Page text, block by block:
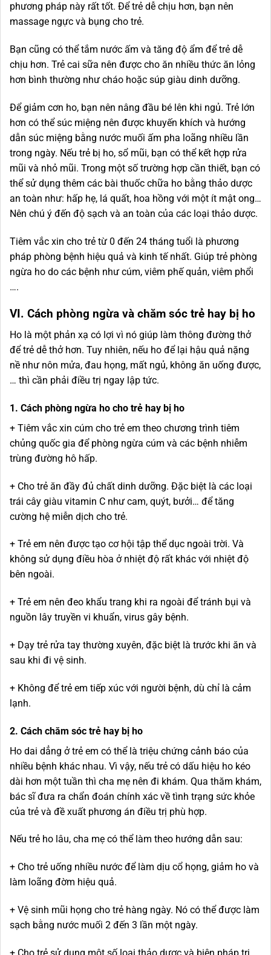
phương pháp này rất tốt. Để trẻ dễ chịu hơn, bạn nên
massage ngực và bụng cho trẻ.
Bạn cũng có thể tắm nước ấm và tăng độ ẩm để trẻ dễ
chịu hơn. Trẻ cai sữa nên được cho ăn nhiều thức ăn lỏng
hơn bình thường như cháo hoặc súp giàu dinh dưỡng.
Để giảm cơn ho, bạn nên nâng đầu bé lên khi ngủ. Trẻ lớn
hơn có thể súc miệng nên được khuyến khích và hướng
dẫn súc miệng bằng nước muối ấm pha loãng nhiều lần
trong ngày. Nếu trẻ bị ho, sổ mũi, bạn có thể kết hợp rửa
mũi và nhỏ mũi. Trong một số trường hợp cần thiết, bạn có
thể sử dụng thêm các bài thuốc chữa ho bằng thảo dược
an toàn như: hấp hẹ, lá quất, hoa hồng với một ít mật ong…
Nên chú ý đến độ sạch và an toàn của các loại thảo dược.
Tiêm vắc xin cho trẻ từ 0 đến 24 tháng tuổi là phương
pháp phòng bệnh hiệu quả và kinh tế nhất. Giúp trẻ phòng
ngừa ho do các bệnh như cúm, viêm phế quản, viêm phổi
….
VI. Cách phòng ngừa và chăm sóc trẻ hay bị ho
Ho là một phản xạ có lợi vì nó giúp làm thông đường thở
để trẻ dễ thở hơn. Tuy nhiên, nếu ho để lại hậu quả nặng
nề như nôn mửa, đau họng, mất ngủ, không ăn uống được,
… thì cần phải điều trị ngay lập tức.
1. Cách phòng ngừa ho cho trẻ hay bị ho
+ Tiêm vắc xin cúm cho trẻ em theo chương trình tiêm
chủng quốc gia để phòng ngừa cúm và các bệnh nhiễm
trùng đường hô hấp.
+ Cho trẻ ăn đầy đủ chất dinh dưỡng. Đặc biệt là các loại
trái cây giàu vitamin C như cam, quýt, bưởi… để tăng
cường hệ miễn dịch cho trẻ.
+ Trẻ em nên được tạo cơ hội tập thể dục ngoài trời. Và
không sử dụng điều hòa ở nhiệt độ rất khác với nhiệt độ
bên ngoài.
+ Trẻ em nên đeo khẩu trang khi ra ngoài để tránh bụi và
nguồn lây truyền vi khuẩn, virus gây bệnh.
+ Dạy trẻ rửa tay thường xuyên, đặc biệt là trước khi ăn và
sau khi đi vệ sinh.
+ Không để trẻ em tiếp xúc với người bệnh, dù chỉ là cảm
lạnh.
2. Cách chăm sóc trẻ hay bị ho
Ho dai dẳng ở trẻ em có thể là triệu chứng cảnh báo của
nhiều bệnh khác nhau. Vì vậy, nếu trẻ có dấu hiệu ho kéo
dài hơn một tuần thì cha mẹ nên đi khám. Qua thăm khám,
bác sĩ đưa ra chẩn đoán chính xác về tình trạng sức khỏe
của trẻ và đề xuất phương án điều trị phù hợp.
Nếu trẻ ho lâu, cha mẹ có thể làm theo hướng dẫn sau:
+ Cho trẻ uống nhiều nước để làm dịu cổ họng, giảm ho và
làm loãng đờm hiệu quả.
+ Vệ sinh mũi họng cho trẻ hàng ngày. Nó có thể được làm
sạch bằng nước muối 2 đến 3 lần một ngày.